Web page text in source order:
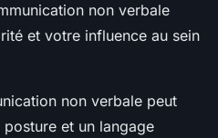
non verbale
et votre influence au sein
non verbale peut
et un langage